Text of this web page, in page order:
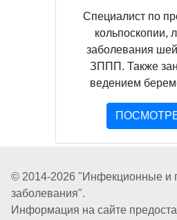
Специалист по
кольпоскопии,
заболевания
ЗППП. Также
ведением
© 2014-2026 "Инфекционные и
заболевания".
Информация на сайте